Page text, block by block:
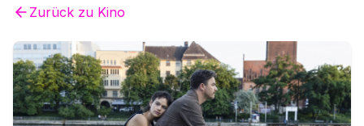
Zurück zu Kino